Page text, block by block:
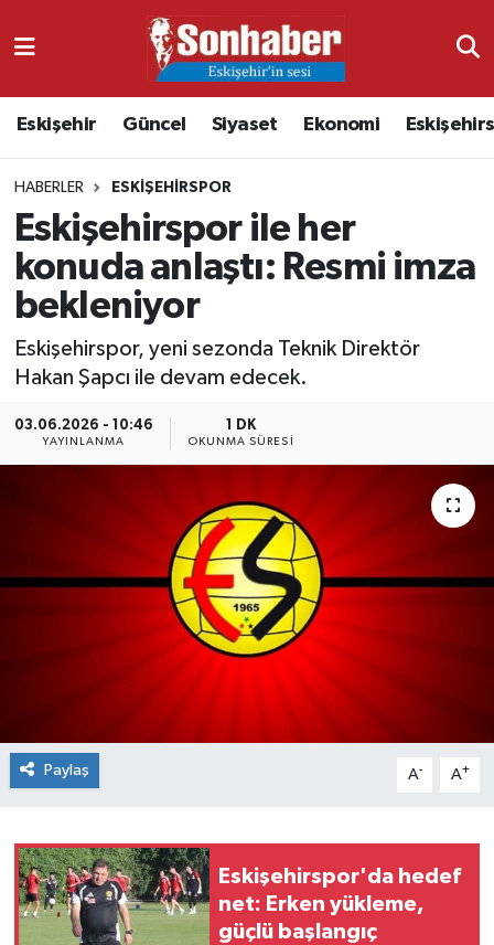
Eskişehir Güncel Siyaset Ekonomi
HABERLER ESKIŞEHIRSPOR
Eskişehirspor ile her
konuda anlaştı: Resmi imza
bekleniyor
Eskişehirspor, yeni sezonda Teknik Direktör
Hakan Şapcı ile devam edecek.
03.06.2026 - 10:46
YAYINLANMA
1 DK
OKUNMA SÜRESI
Paylaş A- A+
Eskişehirspor'da hedef
net: Erken yükleme,
güçlü başlangıç
Ekonomi
Güncel
Kültür & Sanat
Magazin
Resmi İlanlar
Spor
Nöbetçi Eczaneler
Namaz Vakitleri
Trafik Durumu
Süper Lig Puan Durumu ve Fikstür
Tüm Manşetler
Son Dakika Haberleri